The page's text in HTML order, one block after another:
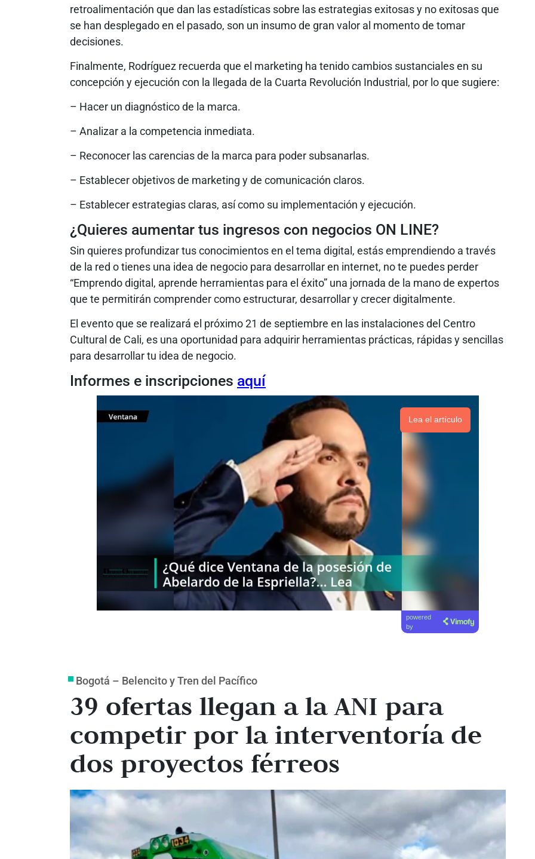
retroalimentación que dan las estadísticas sobre las estrategias exitosas y no exitosas que
se han desplegado en el pasado, son un insumo de gran valor al momento de tomar
decisiones.
Finalmente, Rodríguez recuerda que el marketing ha tenido cambios sustanciales en su
concepción y ejecución con la llegada de la Cuarta Revolución Industrial, por lo que sugiere:
– Hacer un diagnóstico de la marca.
– Analizar a la competencia inmediata.
– Reconocer las carencias de la marca para poder subsanarlas.
– Establecer objetivos de marketing y de comunicación claros.
– Establecer estrategias claras, así como su implementación y ejecución.
¿Quieres aumentar tus ingresos con negocios ON LINE?
Sin quieres profundizar tus conocimientos en el tema digital, estás emprendiendo a través
de la red o tienes una idea de negocio para desarrollar en internet, no te puedes perder
“Emprendo digital, aprende herramientas para el éxito” una jornada de la mano de expertos
que te permitirán comprender como estructurar, desarrollar y crecer digitalmente.
El evento que se realizará el próximo 21 de septiembre en las instalaciones del Centro
Cultural de Cali, es una oportunidad para adquirir herramientas prácticas, rápidas y sencillas
para desarrollar tu idea de negocio.
Informes e inscripciones aquí
Lea el artículo
powered
by
Bogotá – Belencito y Tren del Pacífico
39 ofertas llegan a la ANI para
competir por la interventoría de
dos proyectos férreos